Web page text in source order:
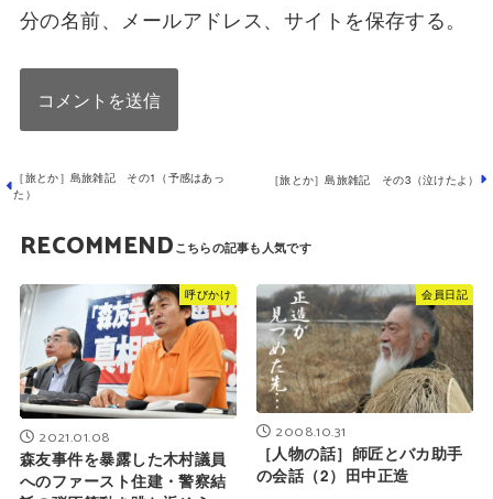
分の名前、メールアドレス、サイトを保存する。
［旅とか］島旅雑記 その3（泣けたよ）
［旅とか］島旅雑記 その1（予感はあっ
た）
RECOMMEND
呼びかけ
2021.01.08
森友事件を暴露した木村議員
へのファースト住建・警察結
会員日記
2008.10.31
［人物の話］師匠とバカ助手
の会話（2）田中正造